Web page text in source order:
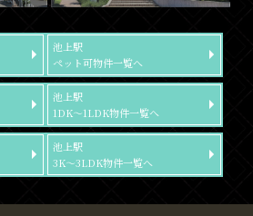
池上駅
ペット可物件一覧へ
池上駅
1DK～1LDK物件一覧へ
池上駅
3K～3LDK物件一覧へ